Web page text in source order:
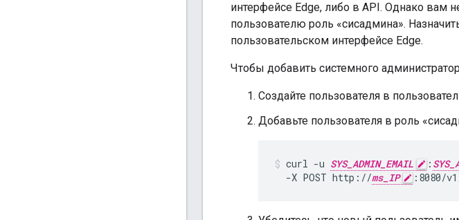
интерфейсе Edge, либо в API. Однако вам
пользователю роль «сисадмина».
пользовательском интерфейсе Edge.
Чтобы добавить системного
Создайте пользователя в
Добавьте пользователя в роль
curl -u SYS_ADMIN_EMAIL :
  -X POST http://
ms_IP :8080/